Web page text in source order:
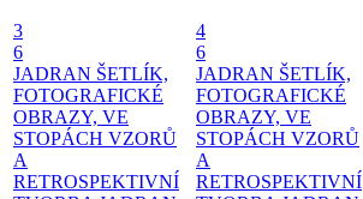
3
6
JADRAN ŠETLÍK,
FOTOGRAFICKÉ
OBRAZY, VE
STOPÁCH VZORŮ
A
RETROSPEKTIVNÍ
4
6
JADRAN ŠETLÍK,
FOTOGRAFICKÉ
OBRAZY, VE
STOPÁCH VZORŮ
A
RETROSPEKTIVNÍ